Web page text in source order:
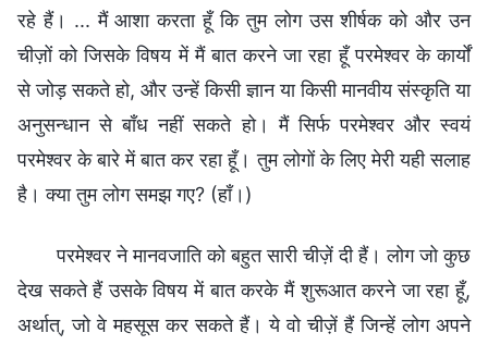
रहे हैं। ... मैं आशा करता हूँ कि तुम लोग उस शीर्षक को और उन
चीज़ों को जिसके विषय में मैं बात करने जा रहा हूँ परमेश्वर के कार्यों
से जोड़ सकते हो, और उन्हें किसी ज्ञान या किसी मानवीय संस्कृति या
अनुसन्धान से बाँध नहीं सकते हो। मैं सिर्फ परमेश्वर और स्वयं
परमेश्वर के बारे में बात कर रहा हूँ। तुम लोगों के लिए मेरी यही सलाह
है। क्या तुम लोग समझ गए? (हाँ।)
परमेश्वर ने मानवजाति को बहुत सारी चीज़ें दी हैं। लोग जो कुछ
देख सकते हैं उसके विषय में बात करके मैं शुरूआत करने जा रहा हूँ,
अर्थात्, जो वे महसूस कर सकते हैं। ये वो चीज़ें हैं जिन्हें लोग अपने